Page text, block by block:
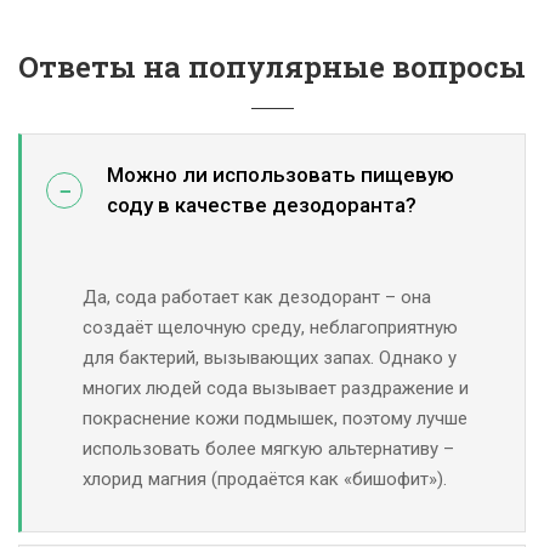
Ответы на популярные вопросы
Можно ли использовать пищевую
соду в качестве дезодоранта?
Да, сода работает как дезодорант – она
создаёт щелочную среду, неблагоприятную
для бактерий, вызывающих запах. Однако у
многих людей сода вызывает раздражение и
покраснение кожи подмышек, поэтому лучше
использовать более мягкую альтернативу –
хлорид магния (продаётся как «бишофит»).